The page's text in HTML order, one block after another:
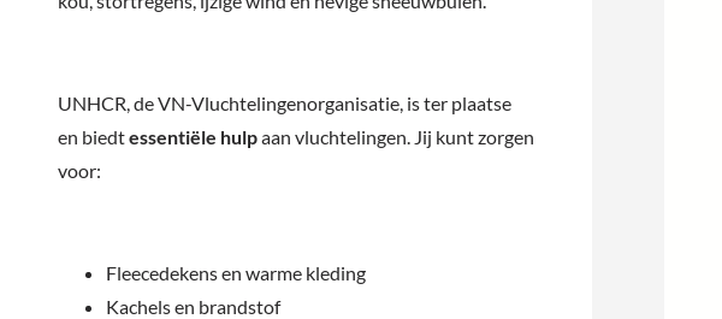
UNHCR, de VN-Vluchtelingenorganisatie, is ter plaatse
en biedtessentiële hulpaan vluchtelingen. Jij kunt zorgen
voor:
Fleecedekens en warme kleding
Kachels en brandstof